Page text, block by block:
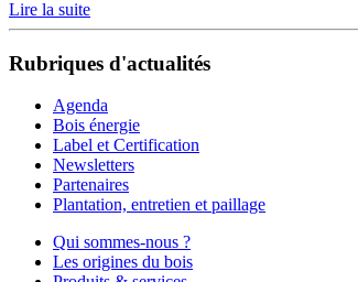
Lire la suite
Rubriques d'actualités
Agenda
Bois énergie
Label et Certification
Newsletters
Partenaires
Plantation, entretien et paillage
Qui sommes-nous ?
Les origines du bois